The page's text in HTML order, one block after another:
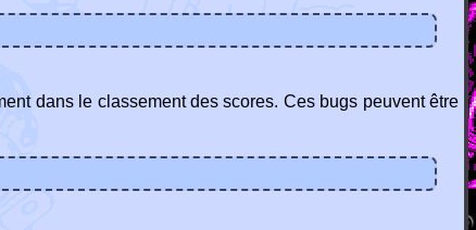
dans le classement des scores. Ces bugs peuvent être